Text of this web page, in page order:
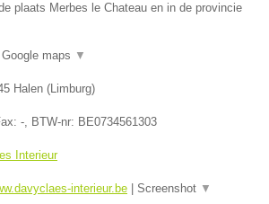
plaats Merbes le Chateau en in de provincie
Google maps ▼
Halen (Limburg)
-, BTW-nr: BE0734561303
Interieur
interieur.be Screenshot ▼